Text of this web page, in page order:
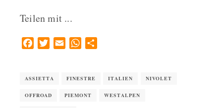
Teilen mit ...
FacebookTwitterEmail WhatsApp
ASSIETTA FINESTRE ITALIEN NIVOLET
OFFROAD PIEMONT WESTALPEN